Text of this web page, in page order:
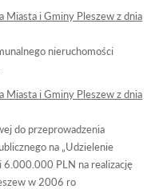
i Gminy Pleszew z dnia
nieruchomości
i Gminy Pleszew z dnia
do przeprowadzenia
na „Udzielenie
PLN na realizację
w 2006 ro